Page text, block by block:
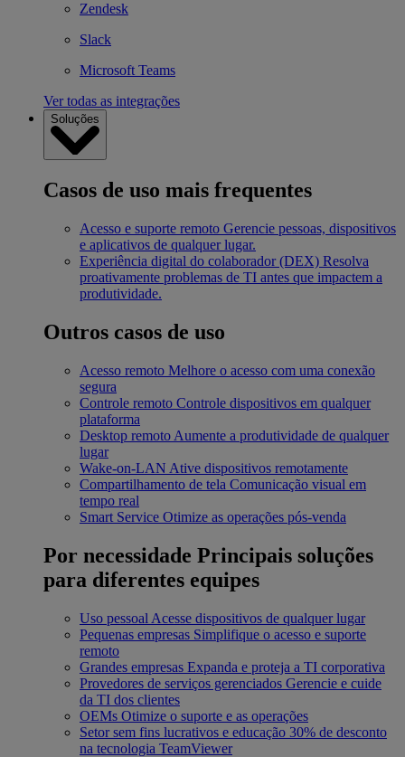
Zendesk
Slack
Microsoft Teams
Ver todas as integrações
Soluções
Casos de uso mais frequentes
Acesso e suporte remoto Gerencie pessoas, dispositivos
e aplicativos de qualquer lugar.
Experiência digital do colaborador (DEX) Resolva
proativamente problemas de TI antes que impactem a
produtividade.
Outros casos de uso
Acesso remoto Melhore o acesso com uma conexão
segura
Controle remoto Controle dispositivos em qualquer
plataforma
Desktop remoto Aumente a produtividade de qualquer
lugar
Wake-on-LAN Ative dispositivos remotamente
Compartilhamento de tela Comunicação visual em
tempo real
Smart Service Otimize as operações pós-venda
Por necessidade Principais soluções
para diferentes equipes
Uso pessoal Acesse dispositivos de qualquer lugar
Pequenas empresas Simplifique o acesso e suporte
remoto
Grandes empresas Expanda e proteja a TI corporativa
Provedores de serviços gerenciados Gerencie e cuide
da TI dos clientes
OEMs Otimize o suporte e as operações
Setor sem fins lucrativos e educação 30% de desconto
na tecnologia TeamViewer